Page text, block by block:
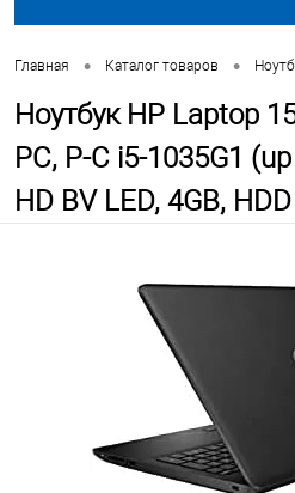
Главная • Каталог товаров •
Ноутбук HP Laptop
PC, P-C i5-1035G1
HD BV LED, 4GB,